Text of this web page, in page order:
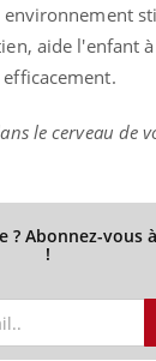
aide l'enfant
le cerveau de
? Abonnez-vous
!